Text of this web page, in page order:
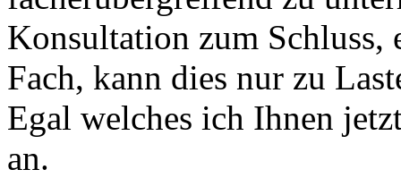
Konsultation zum Schluss,
Fach, kann dies nur zu
Egal welches ich Ihnen
an.